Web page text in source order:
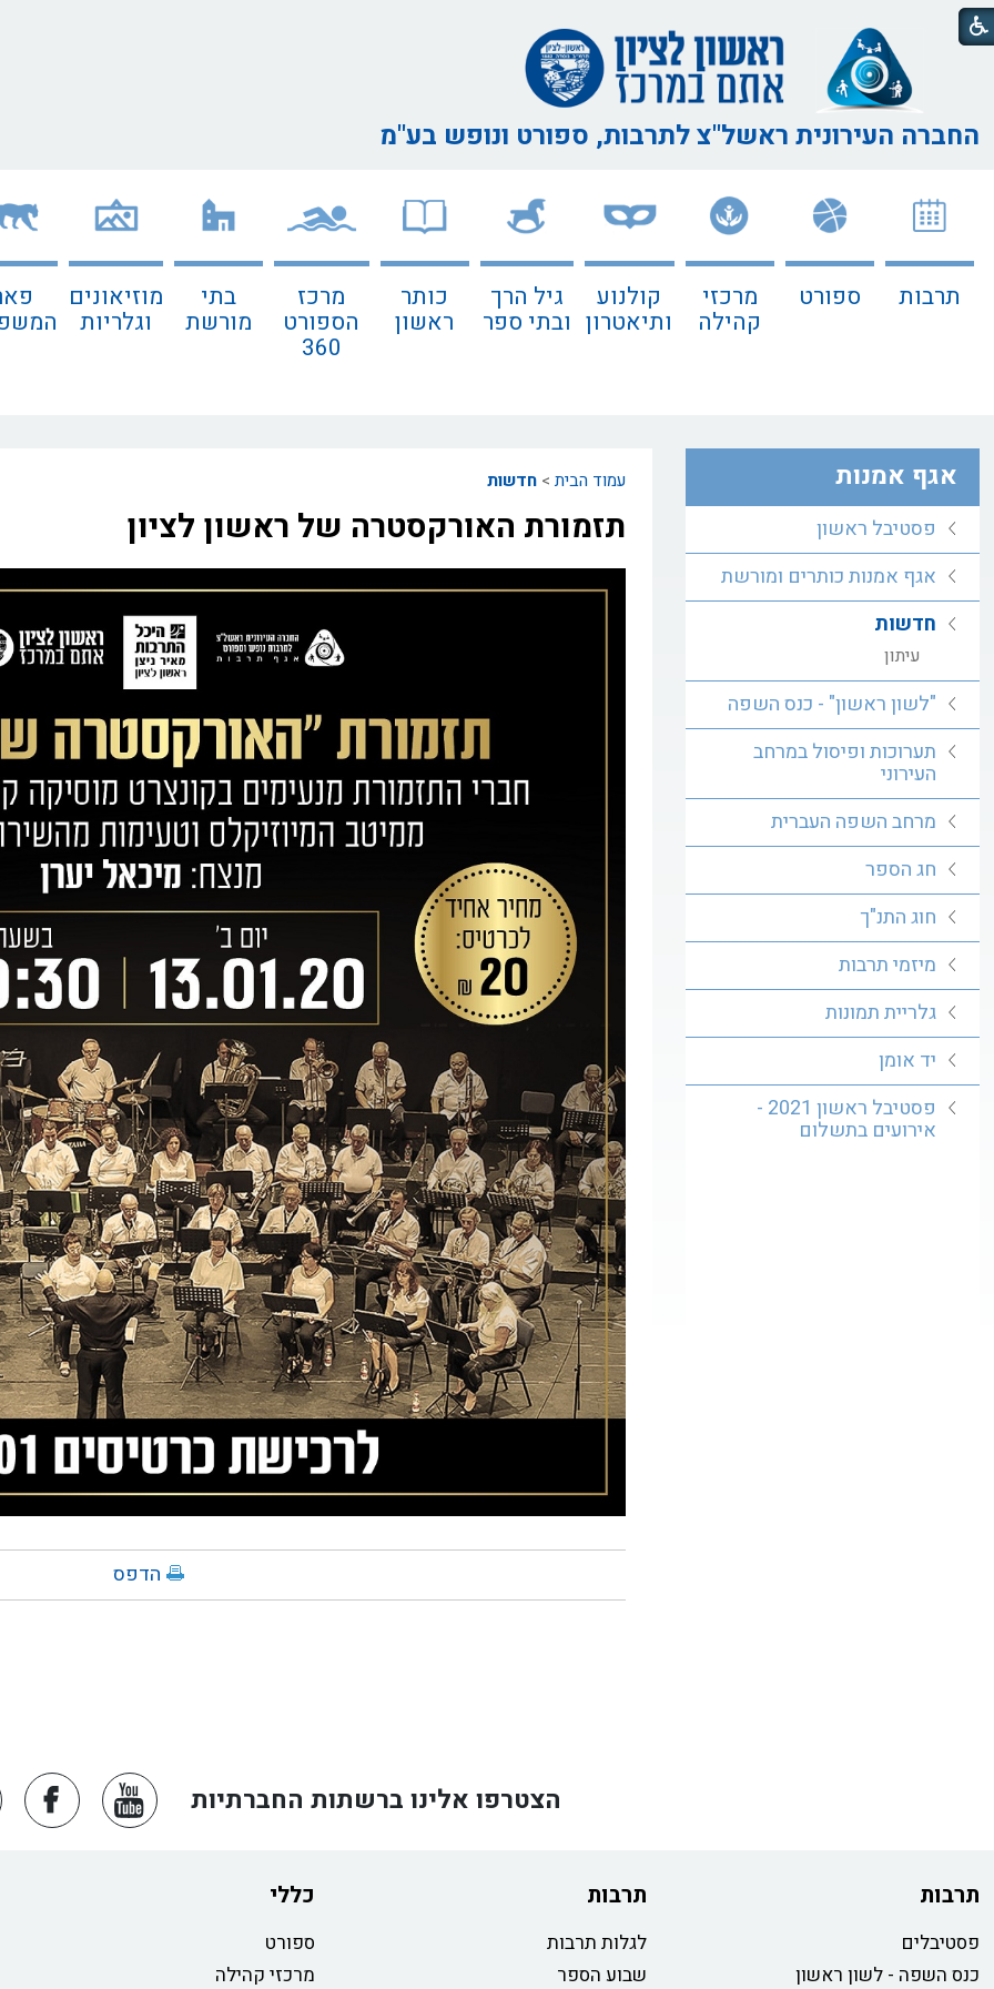
החברה העירונית ראשל"צלתרבות, ספורט ונופש בע"מ
תרבות ספורט מרכזי
קהילה
קולנוע
ותיאטרון
גיל הרך
ובתי ספר
כותר
ראשון
מרכז
הספורט
360
בתי
מורשת
מוזיאונים
וגלריות
עמוד הבית >חדשות
תזמורת האורקסטרה של ראשון לציון
הדפס
אגף אמנות
פסטיבל ראשון
אגף אמנות כותרים ומורשת
חדשות
עיתון
"לשון ראשון" - כנס השפה
תערוכות ופיסול במרחב
העירוני
מרחב השפה העברית
חג הספר
חוג התנ"ך
מיזמי תרבות
גלריית תמונות
יד אומן
פסטיבל ראשון 2021 -
אירועים בתשלום
הצטרפו אלינו ברשתות החברתיות
תרבות
פסטיבלים
כנס השפה - לשון ראשון
תרבות
לגלות תרבות
שבוע הספר
כללי
ספורט
מרכזי קהילה